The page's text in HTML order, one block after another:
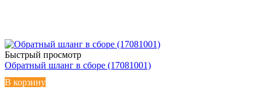
Быстрый просмотр
Обратный шланг в сборе (17081001)
В корзину